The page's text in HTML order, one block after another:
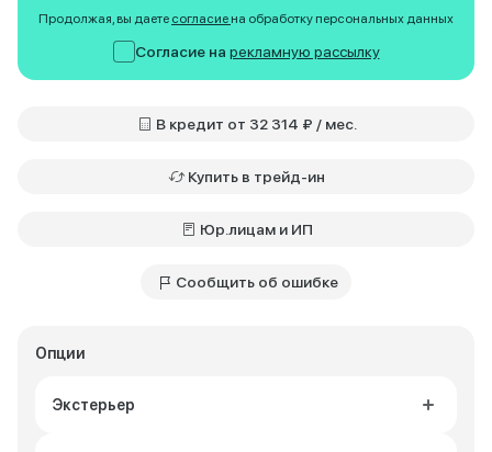
Опции
Экстерьер
Продолжая, вы даете согласие на обработку персональных данных
Согласие на рекламную рассылку
В кредит от 32 314 ₽ / мес.
Купить в трейд-ин
Юр.лицам и ИП
Сообщить об ошибке